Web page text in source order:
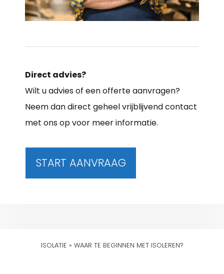
Direct advies?
Wilt u advies of een offerte aanvragen?
Neem dan direct geheel vrijblijvend contact
met ons op voor meer informatie.
START AANVRAAG
ISOLATIE » WAAR TE BEGINNEN MET ISOLEREN?